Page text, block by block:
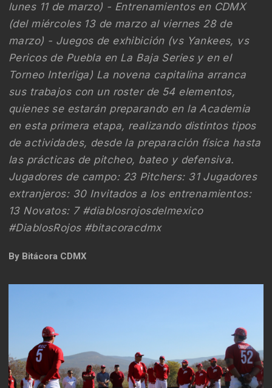
lunes 11 de marzo) - Entrenamientos en CDMX
(del miércoles 13 de marzo al viernes 28 de
marzo) - Juegos de exhibición (vs Yankees, vs
Pericos de Puebla en La Baja Series y en el
Torneo Interliga) La novena capitalina arranca
sus trabajos con un roster de 54 elementos,
quienes se estarán preparando en la Academia
en esta primera etapa, realizando distintos tipos
de actividades, desde la preparación física hasta
las prácticas de pitcheo, bateo y defensiva.
Jugadores de campo: 23 Pitchers: 31 Jugadores
extranjeros: 30 Invitados a los entrenamientos:
13 Novatos: 7 #diablosrojosdelmexico
#DiablosRojos #bitacoracdmx
By Bitácora CDMX